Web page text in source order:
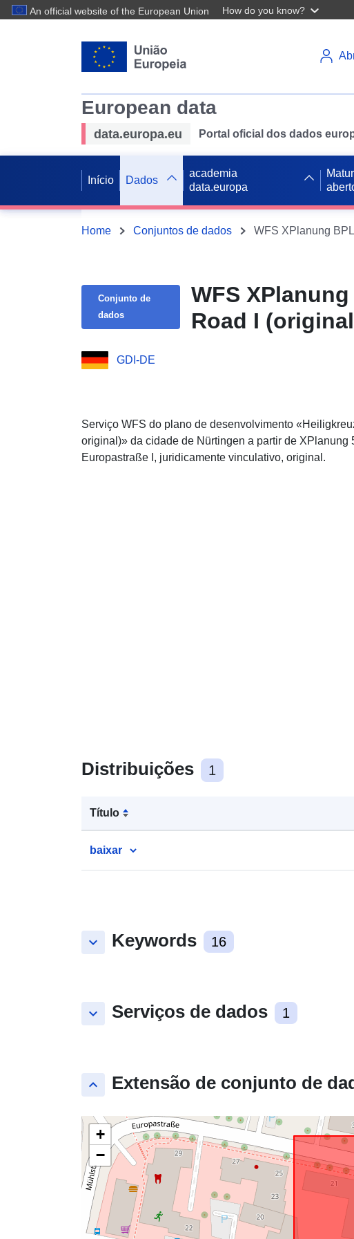
An official website of the European Union How do you know?
European data
data.europa.eu Portal oficial dos dados
Início Dados
academia
data.europa
Home Conjuntos de dados WFS XPlanung
Conjunto de
dados
WFS
Road I
GDI-DE
Serviço WFS do plano de desenvolvimento
original)» da cidade de Nürtingen a partir de XPlanung
Europastraße I, juridicamente vinculativo, original.
Distribuições 1
Título
baixar
keyboard_arrow_down Keywords 16
keyboard_arrow_down Serviços de dados 1
keyboard_arrow_up Extensão de conjunto de
+
−